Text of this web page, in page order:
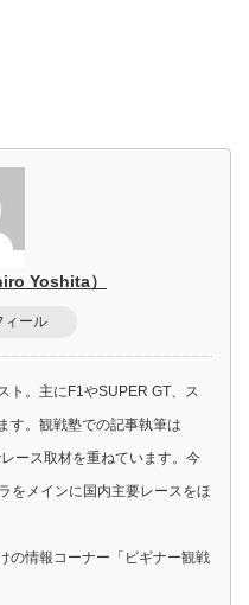
Yoshita）
ィール
ト。主にF1やSUPER GT、ス
す。観戦塾での記事執筆は
ース取材を重ねています。今
をメインに国内主要レースをほ
の情報コーナー「ビギナー観戦